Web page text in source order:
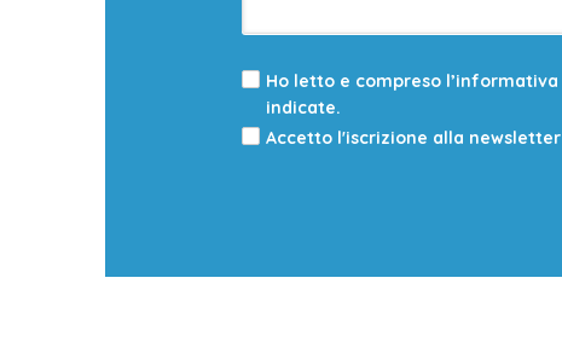
Ho letto e compreso l’informativa
indicate.
Accetto l'iscrizione alla newsletter